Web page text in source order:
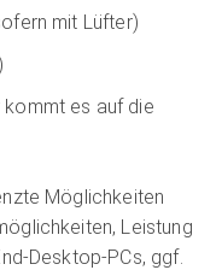
mit Lüfter)
kommt es auf die
Möglichkeiten
Leistung
Desktop-PCs, ggf.